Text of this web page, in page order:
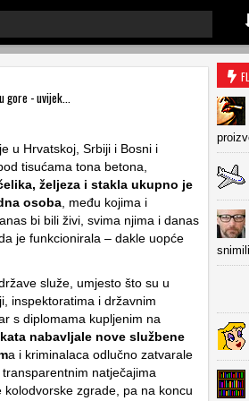
gore - uvijek...
u Hrvatskoj, Srbiji i Bosni i
tisućama tona betona,
željeza i stakla ukupno je
osoba , među kojima i
bi bili živi, svima njima i danas
je funkcionirala – dakle uopće
služe, umjesto što su u
inspektoratima i državnim
s diplomama kupljenim na
nabavljale nove službene
a i kriminalaca odlučno zatvarale
natječajima
zgrade, pa na koncu